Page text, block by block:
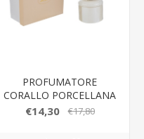
PROFUMATORE
CORALLO PORCELLANA
BIANCA
€14,30 €17,80